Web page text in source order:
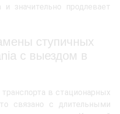
и значительно продлевает
ступичных
с выездом в
в стационарных
связано с длительными